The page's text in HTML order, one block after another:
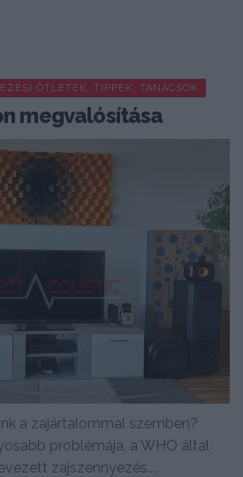
ÖTLETEK, TIPPEK, TANÁCSOK
megvalósítása
a zajártalommal szemben?
problémája, a WHO által
zajszennyezés....